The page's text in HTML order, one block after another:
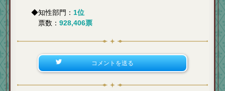
◆知性部門： 1位
票数：928,406票
コメントを送る